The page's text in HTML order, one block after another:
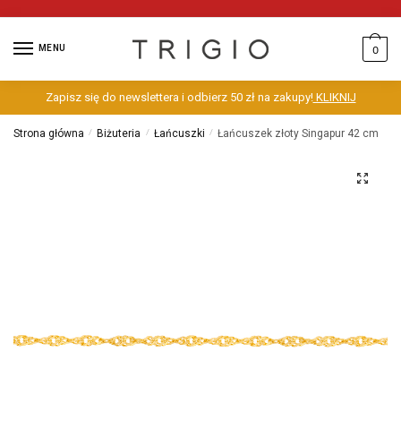
MENU 0
Zapisz się do newslettera i odbierz 50 zł na zakupy!KLIKNIJ
Strona główna / Biżuteria / Łańcuszki / Łańcuszek złoty Singapur 42 cm